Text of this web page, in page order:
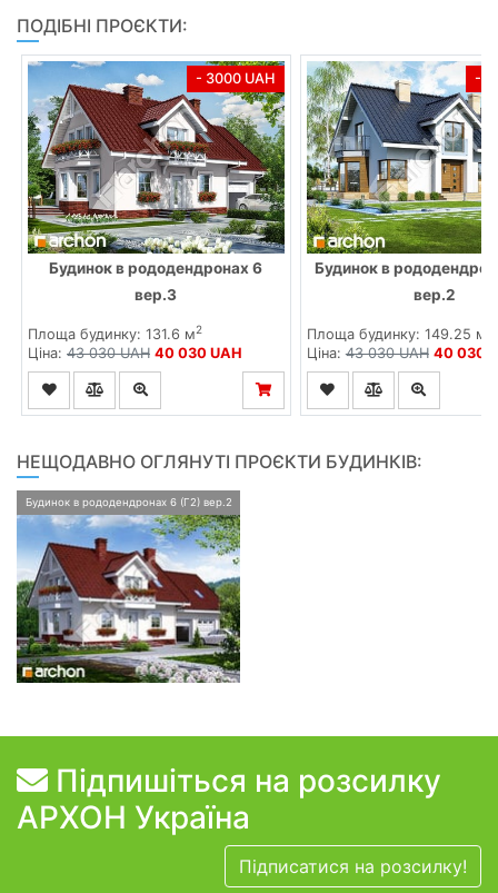
ПОДІБНІ ПРОЄКТИ:
- 3000 UAH
Будинок в рододендронах 6
вер.3
Площа будинку: 131.6 м2
Ціна: 43 030 UAH 40 030 UAH
-
Будинок в
вер.2
Площа будинку: 149.25 м
Ціна:43 030 UAH 40 030
НЕЩОДАВНО ОГЛЯНУТІ ПРОЄКТИ БУДИНКІВ:
Будинок в рододендронах 6 (Г2) вер.2
Підпишіться на розсилку
АРХОН Україна
Підписатися на розсилку!